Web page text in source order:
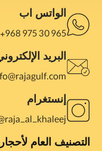
الواتس اب
965 30 975 968+
البريد
إنستغرام
raja_al_khaleej@
التصنيف العام